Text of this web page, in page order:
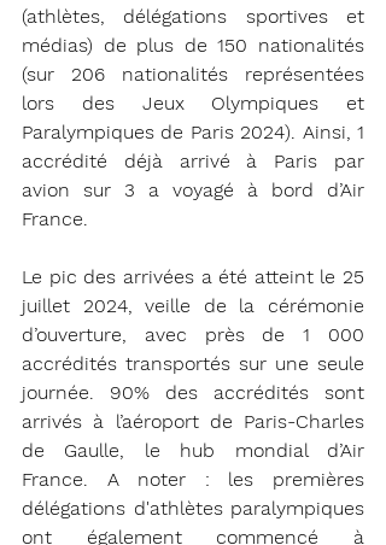
(athlètes, délégations sportives et
médias) de plus de 150 nationalités
(sur 206 nationalités représentées
lors des Jeux Olympiques et
Paralympiques de Paris 2024). Ainsi, 1
accrédité déjà arrivé à Paris par
avion sur 3 a voyagé à bord d’Air
France.
Le pic des arrivées a été atteint le 25
juillet 2024, veille de la cérémonie
d’ouverture, avec près de 1 000
accrédités transportés sur une seule
journée. 90% des accrédités sont
arrivés à l’aéroport de Paris-Charles
de Gaulle, le hub mondial d’Air
France. A noter : les premières
délégations d'athlètes paralympiques
ont également commencé à